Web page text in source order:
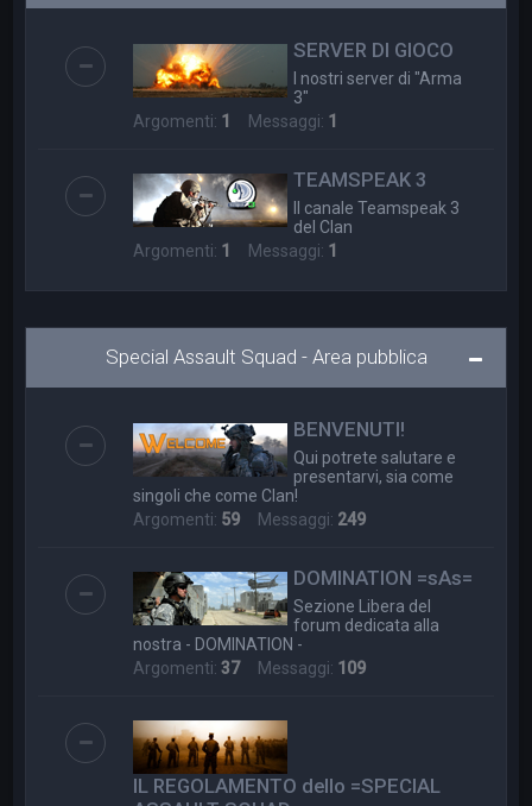
SERVER DI GIOCO
I nostri server di "Arma
3"
Argomenti: 1 Messaggi: 1
TEAMSPEAK 3
Il canale Teamspeak 3
del Clan
Argomenti: 1 Messaggi: 1
Special Assault Squad - Area pubblica
BENVENUTI!
Qui potrete salutare e
presentarvi, sia come
singoli che come Clan!
Argomenti: 59 Messaggi: 249
DOMINATION =sAs=
Sezione Libera del
forum dedicata alla
nostra - DOMINATION -
Argomenti:37Messaggi: 109
IL REGOLAMENTO dello =SPECIAL